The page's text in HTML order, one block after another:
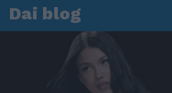
Dai blog